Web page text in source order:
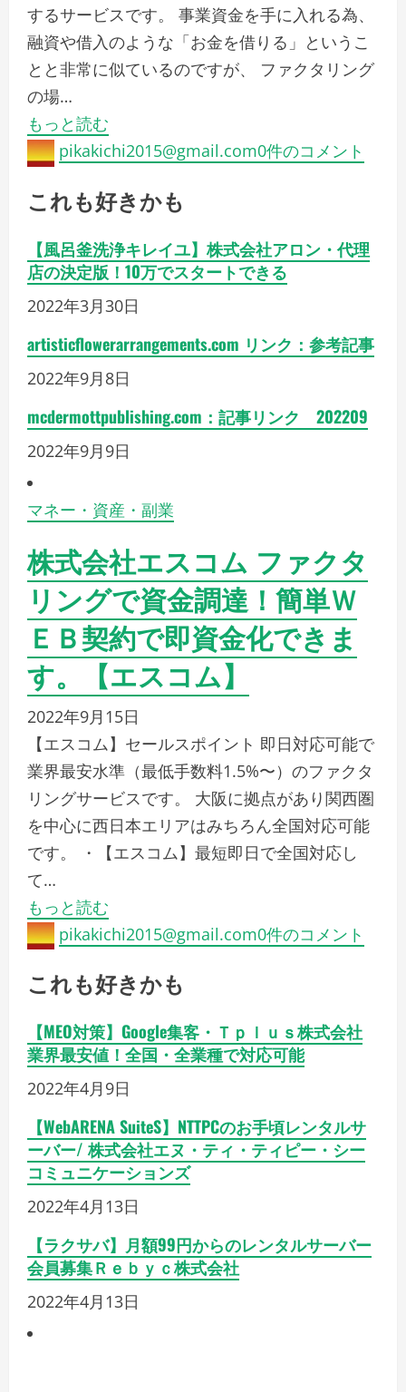
するサービスです。 事業資金を手に入れる為、
融資や借入のような「お金を借りる」というこ
とと非常に似ているのですが、 ファクタリング
の場…
もっと読む
pikakichi2015@gmail.com0件のコメント
これも好きかも
【風呂釜洗浄キレイユ】株式会社アロン・代理
店の決定版！10万でスタートできる
2022年3月30日
artisticflowerarrangements.com リンク：参考記事
2022年9月8日
mcdermottpublishing.com：記事リンク 202209
2022年9月9日
マネー・資産・副業
株式会社エスコム ファクタ
リングで資金調達！簡単Ｗ
ＥＢ契約で即資金化できま
す。【エスコム】
2022年9月15日
【エスコム】セールスポイント 即日対応可能で
業界最安水準（最低手数料1.5%〜）のファクタ
リングサービスです。 大阪に拠点があり関西圏
を中心に西日本エリアはみちろん全国対応可能
です。 ・【エスコム】最短即日で全国対応し
て…
もっと読む
pikakichi2015@gmail.com0件のコメント
これも好きかも
【MEO対策】Google集客・Ｔｐｌｕｓ株式会社
業界最安値！全国・全業種で対応可能
2022年4月9日
【WebARENA SuiteS】NTTPCのお手頃レンタルサ
ーバー/ 株式会社エヌ・ティ・ティピー・シー
コミュニケーションズ
2022年4月13日
【ラクサバ】月額99円からのレンタルサーバー
会員募集Ｒｅｂｙｃ株式会社
2022年4月13日